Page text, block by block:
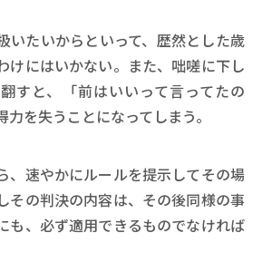
いたいからといって、歴然とした歳
けにはいかない。また、咄嗟に下し
すと、「前はいいって言ってたの
力を失うことになってしまう。
、速やかにルールを提示してその場
その判決の内容は、その後同様の事
も、必ず適用できるものでなければ